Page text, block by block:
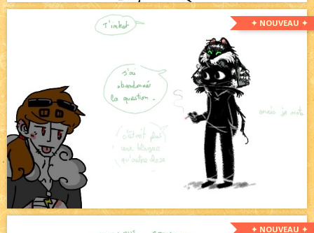
✦ NOUVEAU ✦
✦ NOUVEAU ✦